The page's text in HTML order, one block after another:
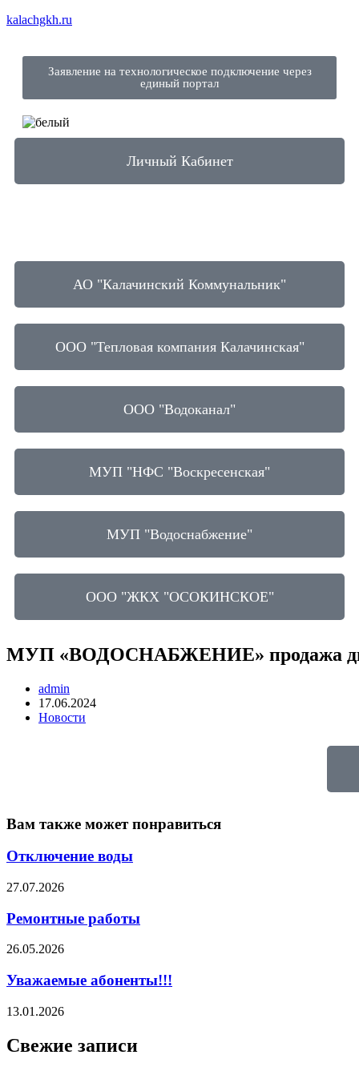
kalachgkh.ru
Заявление на технологическое подключение через
единый портал
Личный Кабинет
АО "Калачинский Коммунальник"
ООО "Тепловая компания Калачинская"
ООО "Водоканал"
МУП "НФС "Воскресенская"
МУП "Водоснабжение"
ООО "ЖКХ "ОСОКИНСКОЕ"
МУП «ВОДОСНАБЖЕНИЕ» продажа
admin
17.06.2024
Новости
Вам также может понравиться
Отключение воды
27.07.2026
Ремонтные работы
26.05.2026
Уважаемые абоненты!!!
13.01.2026
Свежие записи